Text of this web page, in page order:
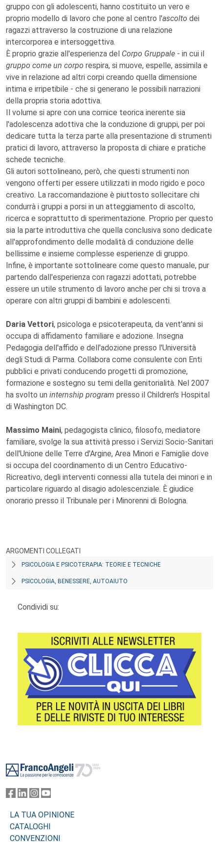
gruppo con gli adolescenti, hanno costituito un vero e
proprio modello di lavoro che pone al centro l'ascolto dei
ragazzi attraverso la costruzione di una relazione
intercorporea e intersoggettiva.
È proprio grazie all'esperienza del Corpo Gruppale - in cui il
gruppo come un corpo respira, si muove, espelle, assimila e
vive in relazione ad altri corpi creando quella dimensione
intima e irripetibile - che si generano le possibili narrazioni
della propria storia adottiva.
Il volume si apre con una cornice teorica inerente sia
l'adolescenza adottiva che la conduzione di gruppi, per poi
dedicare tutta la terza parte alla presentazione di strumenti
pratici di lavoro, attraverso la proposta di chiare e pratiche
schede tecniche.
Gli autori sottolineano, però, che questi strumenti non
vengono offerti per essere utilizzati in modo rigido e poco
creativo. La raccomandazione è piuttosto sollecitare chi
condurrà i gruppi a porsi in un atteggiamento di ascolto,
ricerca e soprattutto di sperimentazione. Proprio per questo
sia la parte introduttiva che quella conclusiva sono dedicate
all'approfondimento delle modalità di conduzione delle
bellissime e insieme complesse esperienze di gruppo.
Infine, è importante sottolineare come questo manuale, pur
partendo dall'esperienza con ragazzi adottati, potrebbe
essere un utile strumento di lavoro anche per chi si trova a
operare con altri gruppi di bambini e adolescenti.
Daria Vettori, psicologa e psicoterapeuta, da vent'anni si
occupa di affidamento familiare e adozione. Insegna
Pedagogia dell'affido e dell'adozione presso l'Università
degli Studi di Parma. Collabora come consulente con Enti
pubblici e privati conducendo progetti di promozione,
formazione e sostegno su temi della genitorialità. Nel 2007
ha svolto un internship program presso il Children's Hospital
di Washington DC.
Massimo Maini, pedagogista clinico, filosofo, mediatore
familiare, svolge la sua attività presso i Servizi Socio-Sanitari
dell'Unione delle Terre d'Argine, Area Minori e Famiglie dove
si occupa del coordinamento di un Centro Educativo-
Ricreativo, degli interventi connessi alla tutela dei minori e in
particolare riguardo al disagio adolescenziale. È giudice
onorario presso il Tribunale per i Minorenni di Bologna.
ARGOMENTI COLLEGATI
PSICOLOGIA E PSICOTERAPIA: TEORIE E TECNICHE
PSICOLOGIA, BENESSERE, AUTOAIUTO
Condividi su:
LA TUA OPINIONE
CATALOGHI
CONVENZIONI